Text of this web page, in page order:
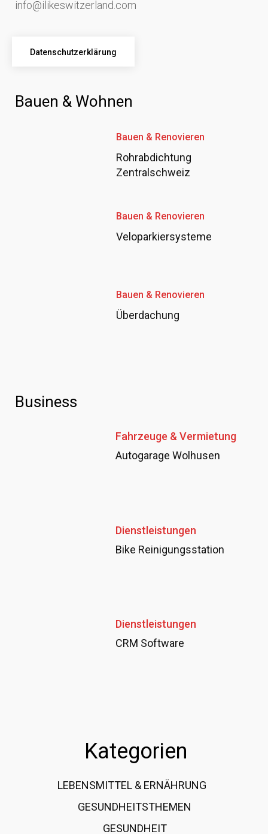
info@ilikeswitzerland.com
Datenschutzerklärung
Bauen & Wohnen
Bauen & Renovieren
Rohrabdichtung
Zentralschweiz
Bauen & Renovieren
Veloparkiersysteme
Bauen & Renovieren
Überdachung
Business
Fahrzeuge & Vermietung
Autogarage Wolhusen
Dienstleistungen
Bike Reinigungsstation
Dienstleistungen
CRM Software
Kategorien
LEBENSMITTEL & ERNÄHRUNG
GESUNDHEITSTHEMEN
GESUNDHEIT